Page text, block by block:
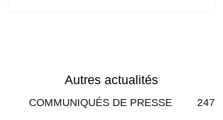
Autres actualités
COMMUNIQUÉS DE PRESSE 247